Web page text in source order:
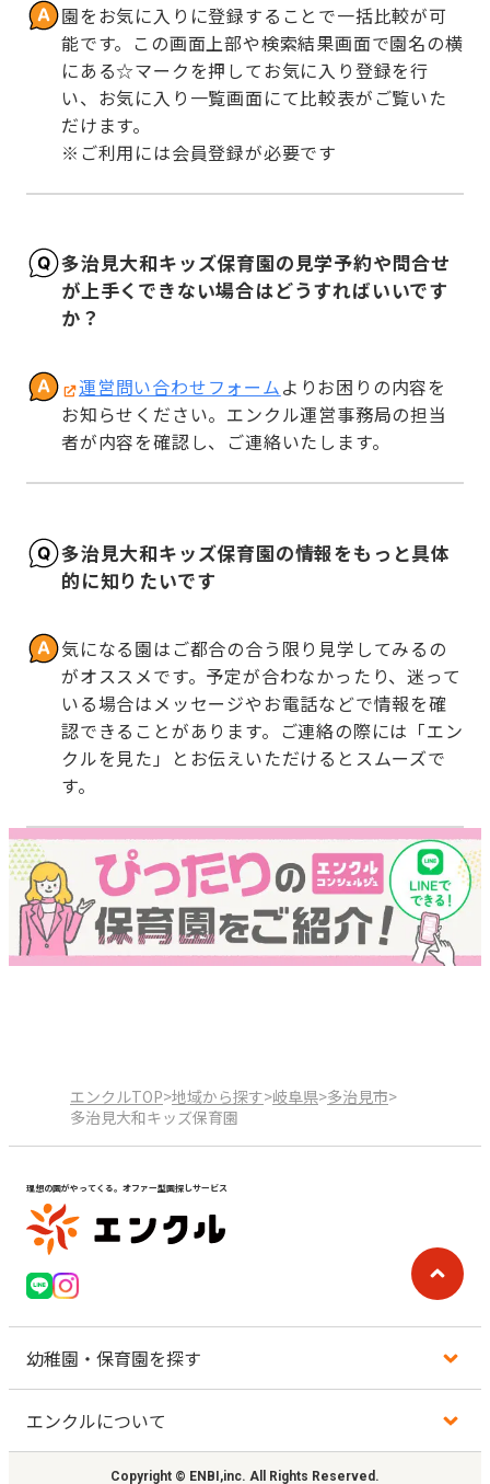
園をお気に入りに登録することで一括比較が可
能です。この画面上部や検索結果画面で園名の横
にある☆マークを押してお気に入り登録を行
い、お気に入り一覧画面にて比較表がご覧いた
だけます。
※ご利用には会員登録が必要です
多治見大和キッズ保育園の見学予約や問合せ
が上手くできない場合はどうすればいいです
か？
運営問い合わせフォームよりお困りの内容を
お知らせください。エンクル運営事務局の担当
者が内容を確認し、ご連絡いたします。
多治見大和キッズ保育園の情報をもっと具体
的に知りたいです
気になる園はご都合の合う限り見学してみるの
がオススメです。予定が合わなかったり、迷って
いる場合はメッセージやお電話などで情報を確
認できることがあります。ご連絡の際には「エン
クルを見た」とお伝えいただけるとスムーズで
す。
エンクルTOP>地域から探す>岐阜県>多治見市>
多治見大和キッズ保育園
理想の園がやってくる。オファー型園探しサービス
幼稚園・保育園を探す
エンクルについて
Copyright © ENBI,inc. All Rights Reserved.